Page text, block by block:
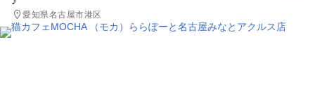
愛知県名古屋市港区